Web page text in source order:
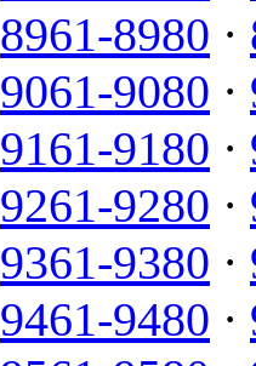
8961-8980 ·
9061-9080 ·
9161-9180 ·
9261-9280 ·
9361-9380 ·
9461-9480 ·